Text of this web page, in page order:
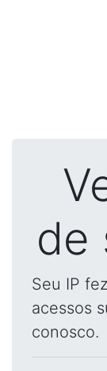
de
Seu IP
acessos
conosco.